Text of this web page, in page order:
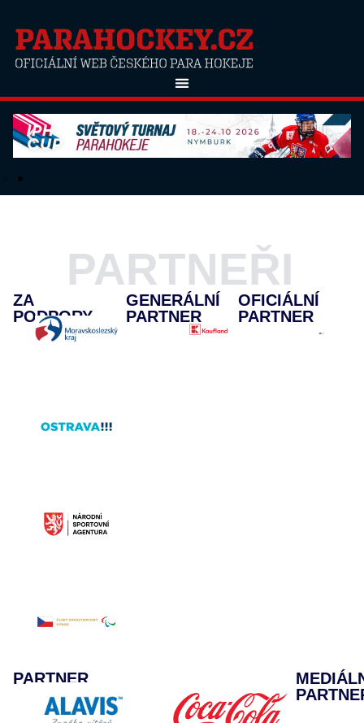
PARTNEŘI
ZA
PODPORY
GENERÁLNÍ
PARTNER
OFICIÁLNÍ
PARTNER
PARTNER